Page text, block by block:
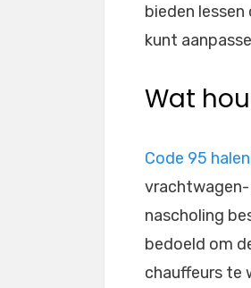
bieden
kunt
Wat
Code 95 halen
vrachtwagen-
nascholing
bedoeld om
chauffeurs te